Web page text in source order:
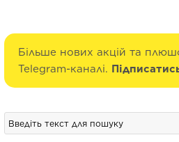
Більше нових акцій та
Telegram-каналі.